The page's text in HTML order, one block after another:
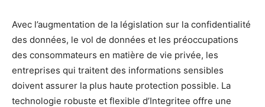
Avec l’augmentation de la législation sur la confidentialité
des données, le vol de données et les préoccupations
des consommateurs en matière de vie privée, les
entreprises qui traitent des informations sensibles
doivent assurer la plus haute protection possible. La
technologie robuste et flexible d’Integritee offre une